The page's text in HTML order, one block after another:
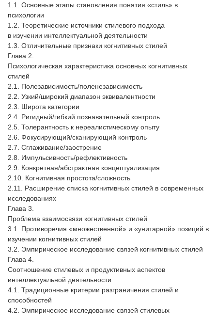
1.1. Основные этапы становления понятия «стиль» в
психологии
1.2. Теоретические источники стилевого подхода
в изучении интеллектуальной деятельности
1.3. Отличительные признаки когнитивных стилей
Глава 2.
Психологическая характеристика основных когнитивных
стилей
2.1. Полезависимость/поленезависимость
2.2. Узкий/широкий диапазон эквивалентности
2.3. Широта категории
2.4. Ригидный/гибкий познавательный контроль
2.5. Толерантность к нереалистическому опыту
2.6. Фокусирующий/сканирующий контроль
2.7. Сглаживание/заострение
2.8. Импульсивность/рефлективность
2.9. Конкретная/абстрактная концептуализация
2.10. Когнитивная простота/сложность
2.11. Расширение списка когнитивных стилей в современных
исследованиях
Глава 3.
Проблема взаимосвязи когнитивных стилей
3.1. Противоречия «множественной» и «унитарной» позиций в
изучении когнитивных стилей
3.2. Эмпирическое исследование связей когнитивных стилей
Глава 4.
Соотношение стилевых и продуктивных аспектов
интеллектуальной деятельности
4.1. Традиционные критерии разграничения стилей и
способностей
4.2. Эмпирическое исследование связей стилевых